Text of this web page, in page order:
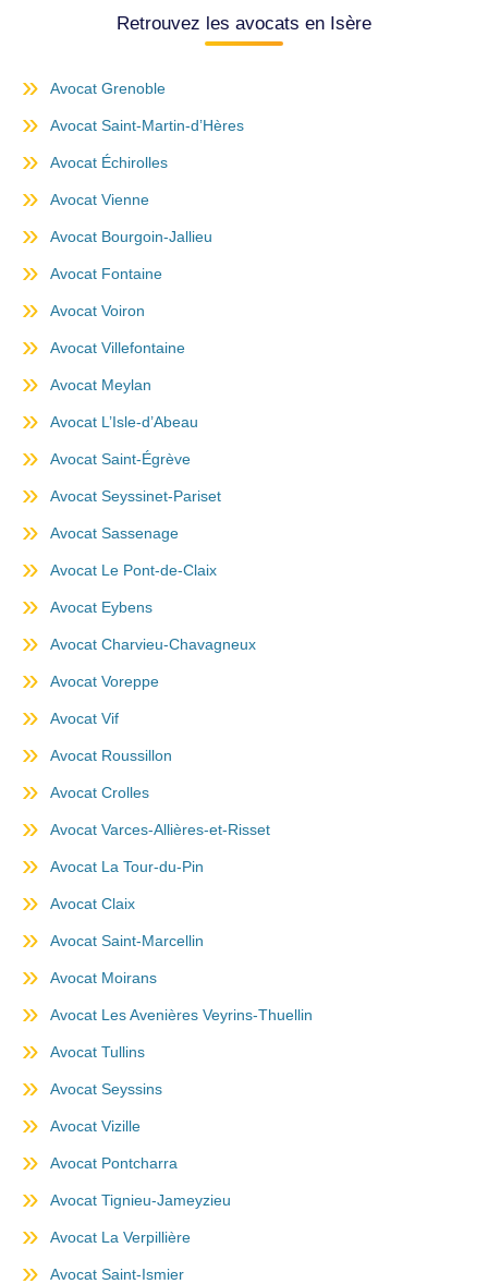
Retrouvez les avocats en Isère
Avocat Grenoble
Avocat Saint-Martin-d’Hères
Avocat Échirolles
Avocat Vienne
Avocat Bourgoin-Jallieu
Avocat Fontaine
Avocat Voiron
Avocat Villefontaine
Avocat Meylan
Avocat L’Isle-d’Abeau
Avocat Saint-Égrève
Avocat Seyssinet-Pariset
Avocat Sassenage
Avocat Le Pont-de-Claix
Avocat Eybens
Avocat Charvieu-Chavagneux
Avocat Voreppe
Avocat Vif
Avocat Roussillon
Avocat Crolles
Avocat Varces-Allières-et-Risset
Avocat La Tour-du-Pin
Avocat Claix
Avocat Saint-Marcellin
Avocat Moirans
Avocat Les Avenières Veyrins-Thuellin
Avocat Tullins
Avocat Seyssins
Avocat Vizille
Avocat Pontcharra
Avocat Tignieu-Jameyzieu
Avocat La Verpillière
Avocat Saint-Ismier